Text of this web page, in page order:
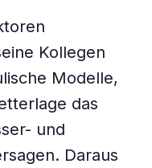
Kollegen
Modelle,
das
und
Daraus